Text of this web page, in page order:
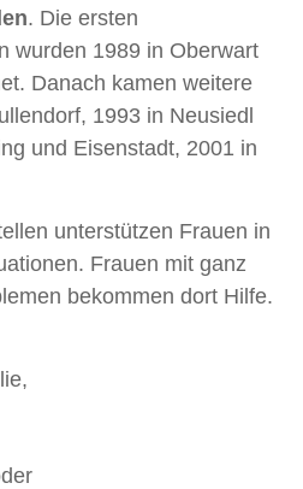
. Die ersten
wurden 1989 in Oberwart
Danach kamen weitere
1993 in Neusiedl
und Eisenstadt, 2001 in
unterstützen Frauen in
Frauen mit ganz
bekommen dort Hilfe.